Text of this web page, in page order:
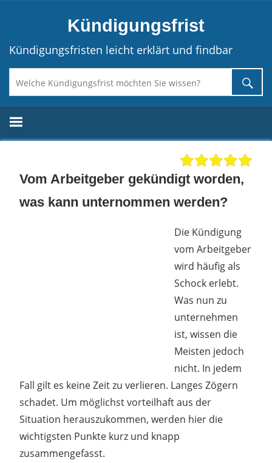
Kündigungsfrist
Kündigungsfristen leicht erklärt und findbar
Vom Arbeitgeber gekündigt worden,
was kann unternommen werden?
Die Kündigung
vom Arbeitgeber
wird häufig als
Schock erlebt.
Was nun zu
unternehmen
ist, wissen die
Meisten jedoch
nicht. In jedem
Fall gilt es keine Zeit zu verlieren. Langes Zögern
schadet. Um möglichst vorteilhaft aus der
Situation herauszukommen, werden hier die
wichtigsten Punkte kurz und knapp
zusammengefasst.